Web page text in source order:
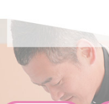
患者様の声
保険について
交通事故治療